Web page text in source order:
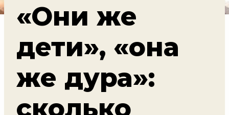
«Они же
дети», «она
же дура»:
сколько